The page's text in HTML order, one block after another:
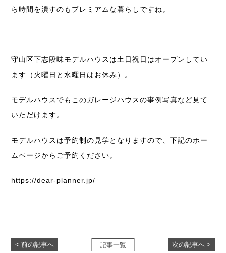
ら時間を潰すのもプレミアムな暮らしですね。
守山区下志段味モデルハウスは土日祝日はオープンしてい
ます（火曜日と水曜日はお休み）。
モデルハウスでもこのガレージハウスの事例写真など見て
いただけます。
モデルハウスは予約制の見学となりますので、下記のホー
ムページからご予約ください。
https://dear-planner.jp/
< 前の記事へ 次の記事へ >
記事一覧